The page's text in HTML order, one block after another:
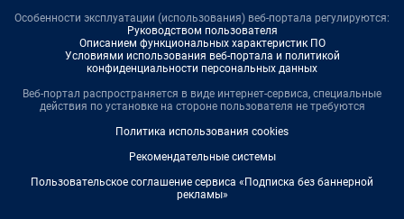
Особенности эксплуатации (использования) веб-портала регулируются:
Руководством пользователя
Описанием функциональных характеристик ПО
Условиями использования веб-портала и политикой
конфиденциальности персональных данных
Веб-портал распространяется в виде интернет-сервиса, специальные
действия по установке на стороне пользователя не требуются
Политика использования cookies
Рекомендательные системы
Пользовательское соглашение сервиса «Подписка без баннерной
рекламы»